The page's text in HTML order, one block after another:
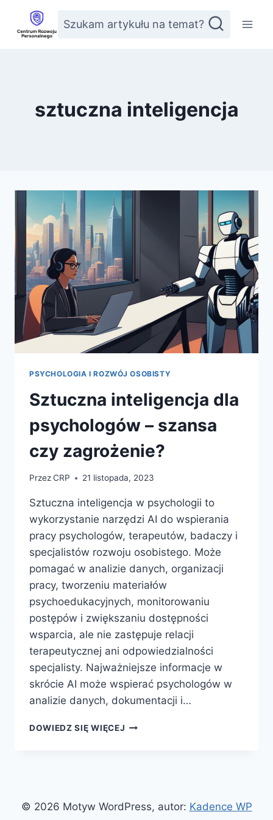
Przejdź
treści
Szukam artykułu na temat?
sztuczna inteligencja
PSYCHOLOGIA I ROZWÓJ OSOBISTY
Sztuczna inteligencja dla
psychologów – szansa
czy zagrożenie?
PrzezCRP 21 listopada, 2023
Sztuczna inteligencja w psychologii to
wykorzystanie narzędzi AI do wspierania
pracy psychologów, terapeutów, badaczy i
specjalistów rozwoju osobistego. Może
pomagać w analizie danych, organizacji
pracy, tworzeniu materiałów
psychoedukacyjnych, monitorowaniu
postępów i zwiększaniu dostępności
wsparcia, ale nie zastępuje relacji
terapeutycznej ani odpowiedzialności
specjalisty. Najważniejsze informacje w
skrócie AI może wspierać psychologów w
analizie danych, dokumentacji i…
DOWIEDZ SIĘ WIĘCEJ SZTUCZNA
CZY
ZAGROŻENIE?
© 2026 Motyw WordPress, autor: Kadence WP